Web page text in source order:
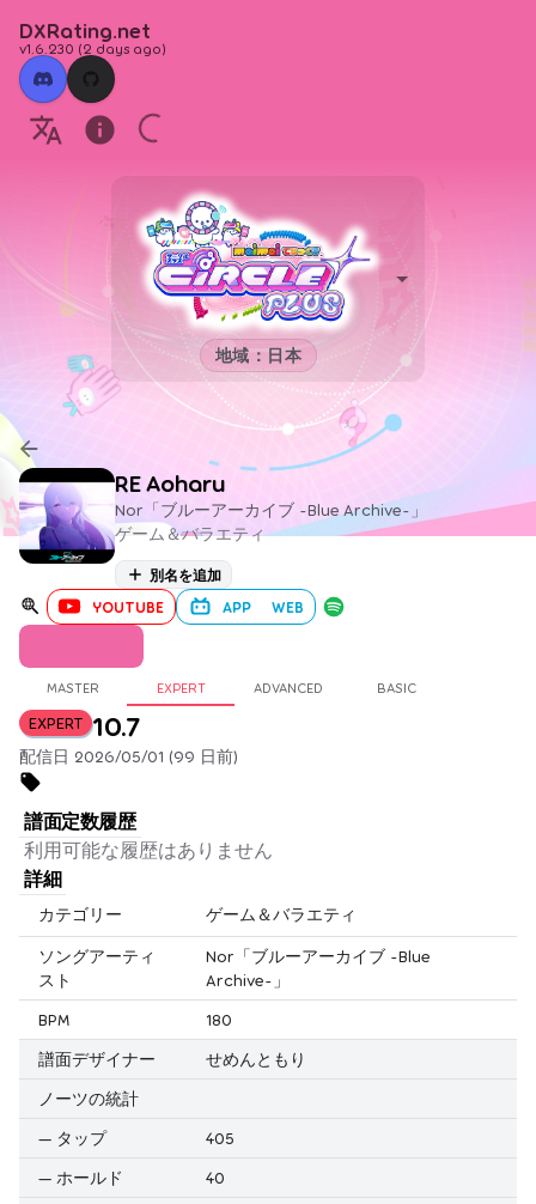
DXRating.net
v1.6.230 (2 days ago)
地域：日本
RE Aoharu
Nor「ブルーアーカイブ -Blue Archive-」
ゲーム＆バラエティ
別名を追加
YOUTUBE APP WEB
MASTER EXPERT ADVANCED BASIC
EXPERT 10.7
配信日 2026/05/01 (99 日前)
譜面定数履歴
利用可能な履歴はありません
詳細
カテゴリー ゲーム＆バラエティ
ソングアーティ
スト
Nor「ブルーアーカイブ -Blue
Archive-」
BPM
180
譜面デザイナー
せめんともり
ノーツの統計
— タップ
405
— ホールド
40